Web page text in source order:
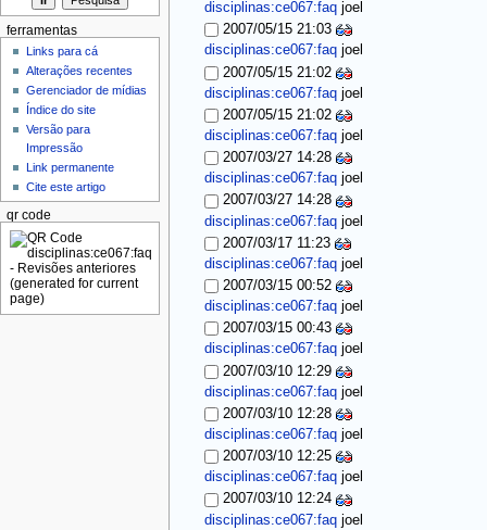
disciplinas:ce067:faq joel
2007/05/15 21:03
disciplinas:ce067:faq joel
2007/05/15 21:02
disciplinas:ce067:faq joel
2007/05/15 21:02
disciplinas:ce067:faq joel
2007/03/27 14:28
disciplinas:ce067:faq joel
2007/03/27 14:28
disciplinas:ce067:faq joel
2007/03/17 11:23
disciplinas:ce067:faq joel
2007/03/15 00:52
disciplinas:ce067:faq joel
2007/03/15 00:43
disciplinas:ce067:faq joel
2007/03/10 12:29
disciplinas:ce067:faq joel
2007/03/10 12:28
disciplinas:ce067:faq joel
2007/03/10 12:25
disciplinas:ce067:faq joel
2007/03/10 12:24
disciplinas:ce067:faq joel
ferramentas
Links para cá
Alterações recentes
Gerenciador de mídias
Índice do site
Versão para
Impressão
Link permanente
Cite este artigo
qr code